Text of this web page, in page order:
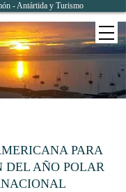
- Antártida y Turismo
PARA
DEL AÑO POLAR